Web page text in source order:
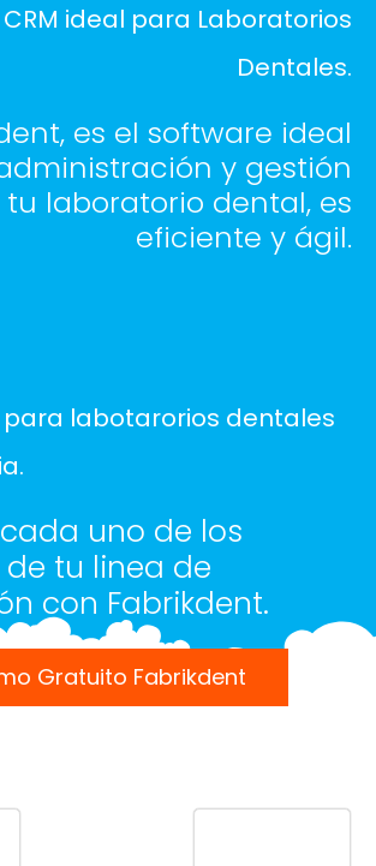
CRM ideal para Laboratorios
Dentales.
es el software ideal
y gestión
tu laboratorio dental, es
eficiente y ágil.
labotarorios dentales
uno de los
tu linea de
con Fabrikdent.
Gratuito Fabrikdent